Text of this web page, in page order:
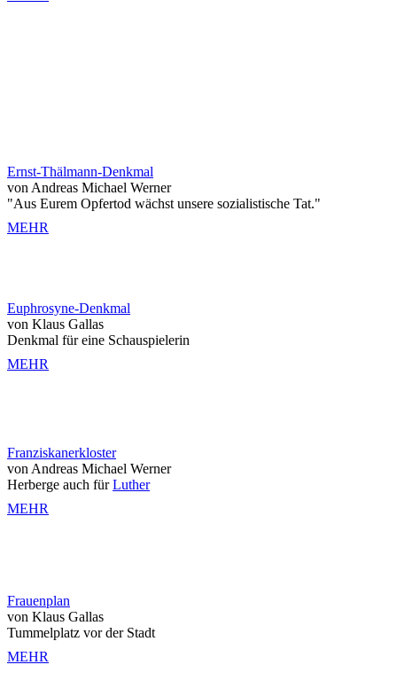
Ernst-Thälmann-Denkmal
von Andreas Michael Werner
"Aus Eurem Opfertod wächst unsere sozialistische Tat."
MEHR
Euphrosyne-Denkmal
von Klaus Gallas
Denkmal für eine Schauspielerin
MEHR
Franziskanerkloster
von Andreas Michael Werner
Herberge auch fürLuther
MEHR
Frauenplan
von Klaus Gallas
Tummelplatz vor der Stadt
MEHR